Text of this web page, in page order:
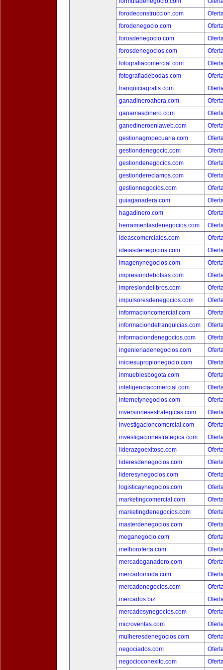
forodeconstruccion.com
forodenegocio.com
forosdenegocio.com
forosdenegocios.com
fotografiacomercial.com
fotografiadebodas.com
franquiciagratis.com
ganadineroahora.com
ganamasdinero.com
ganedineroenlaweb.com
gestionagropecuaria.com
gestiondenegocio.com
gestiondenegocios.com
gestiondereclamos.com
gestionnegocios.com
guiaganadera.com
hagadinero.com
herramientasdenegocios.com
ideascomerciales.com
ideiasdenegocios.com
imagenynegocios.com
impresiondebolsas.com
impresiondelibros.com
impulsoresdenegocios.com
informacioncomercial.com
informaciondefranquicias.com
informaciondenegocios.com
ingenieriadenegocios.com
iniciesupropionegocio.com
inmueblesbogota.com
inteligenciacomercial.com
internetynegocios.com
inversionesestrategicas.com
investigacioncomercial.com
investigacionestrategica.com
liderazgoexitoso.com
lideresdenegocios.com
lideresynegocios.com
logisticaynegocios.com
marketingcomercial.com
marketingdenegocios.com
masterdenegocios.com
meganegocio.com
melhoroferta.com
mercadoganadero.com
mercadomoda.com
mercadonegocios.com
mercados.biz
mercadosynegocios.com
microventas.com
mulheresdenegocios.com
negociados.com
negocioconexito.com